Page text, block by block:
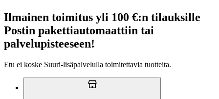
Ilmainen toimitus yli 100 €:n tilauksille
Postin pakettiautomaattiin tai
palvelupisteeseen!
Etu ei koske Suuri‑lisäpalvelulla toimitettavia tuotteita.